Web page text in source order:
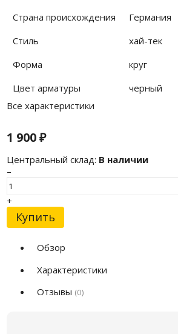
Страна происхождения
Германия
Стиль
хай-тек
Форма
круг
Цвет арматуры
черный
Все характеристики
1 900₽
Центральный склад: В наличии
–
+
Купить
Обзор
Характеристики
Отзывы (0)